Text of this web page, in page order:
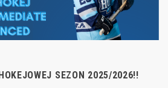
SEZON 2025/2026!!